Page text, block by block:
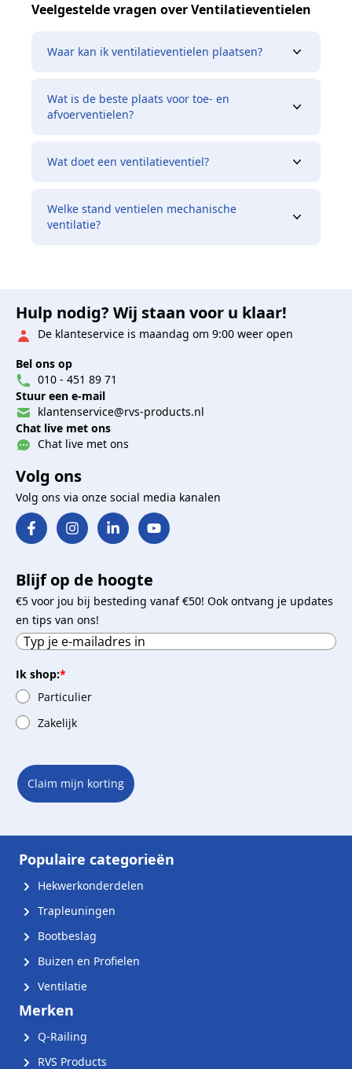
Veelgestelde vragen over Ventilatieventielen
Waar kan ik ventilatieventielen plaatsen?
Wat is de beste plaats voor toe- en
afvoerventielen?
Wat doet een ventilatieventiel?
Welke stand ventielen mechanische
ventilatie?
Hulp nodig? Wij staan voor u klaar!
De klanteservice is maandag om 9:00 weer open
Bel ons op
010 - 451 89 71
Stuur een e-mail
klantenservice@rvs-products.nl
Chat live met ons
Chat live met ons
Volg ons
Volg ons via onze social media kanalen
Blijf op de hoogte
€5 voor jou bij besteding vanaf €50! Ook ontvang je updates
en tips van ons!
Ik shop:*
Particulier
Zakelijk
Claim mijn korting
Populaire categorieën
Hekwerkonderdelen
Trapleuningen
Bootbeslag
Buizen en Profielen
Ventilatie
Merken
Q-Railing
RVS Products